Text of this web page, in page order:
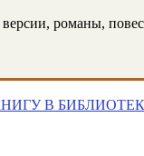
романы,
В